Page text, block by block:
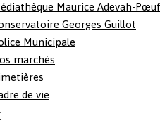
Maurice Adevah-Pœuf
Georges Guillot
Municipale
marchés
de vie